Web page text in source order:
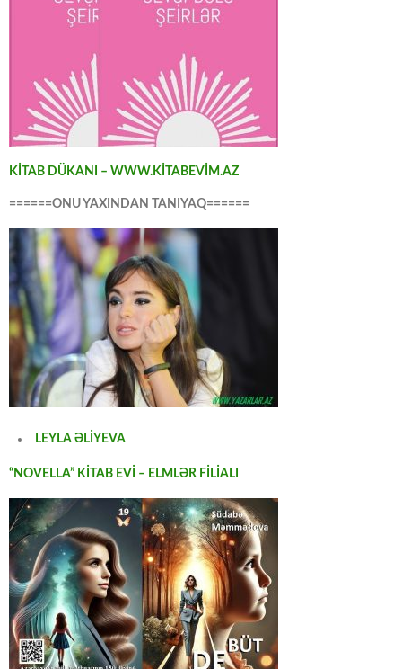
KİTAB DÜKANI – WWW.KİTABEVİM.AZ
======ONU YAXINDAN TANIYAQ======
LEYLA ƏLİYEVA
“NOVELLA” KİTAB EVİ – ELMLƏR FİLİALI